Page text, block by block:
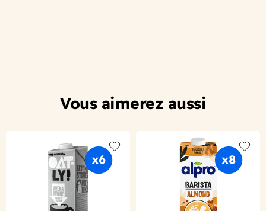
Vous aimerez aussi
Add to wishlist Add